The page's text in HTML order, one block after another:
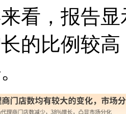
，报告显
的比例较高